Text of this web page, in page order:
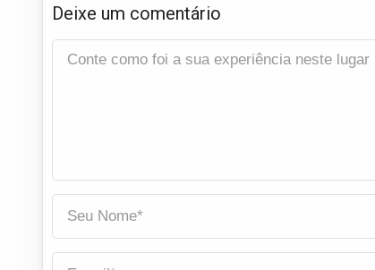
Deixe um comentário